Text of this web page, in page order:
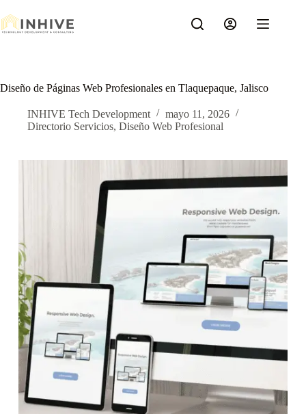
al
contenido
Diseño de Páginas Web Profesionales en Tlaquepaque, Jalisco
INHIVE Tech Development
mayo 11, 2026
Directorio Servicios, Diseño Web Profesional